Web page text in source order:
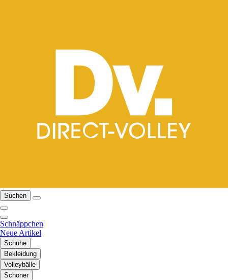
Suchen
Schnäppchen
Neue Artikel
Schuhe
Bekleidung
Volleybälle
Schoner